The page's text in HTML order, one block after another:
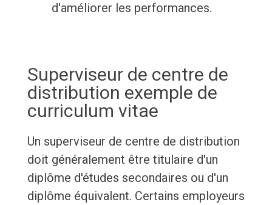
d'améliorer les performances.
Superviseur de centre de
distribution exemple de
curriculum vitae
Un superviseur de centre de distribution
doit généralement être titulaire d'un
diplôme d'études secondaires ou d'un
diplôme équivalent. Certains employeurs